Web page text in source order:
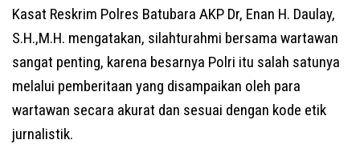
Kasat Reskrim Polres Batubara AKP Dr, Enan H. Daulay,
S.H.,M.H. mengatakan, silahturahmi bersama wartawan
sangat penting, karena besarnya Polri itu salah satunya
melalui pemberitaan yang disampaikan oleh para
wartawan secara akurat dan sesuai dengan kode etik
jurnalistik.